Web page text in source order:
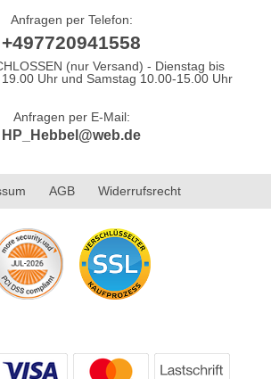
Anfragen per Telefon:
+497720941558
(nur Versand) - Dienstag bis
Uhr und Samstag 10.00-15.00 Uhr
Anfragen per E-Mail:
HP_Hebbel@web.de
AGB Widerrufsrecht